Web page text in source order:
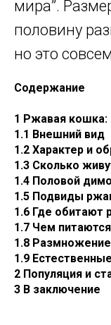
мира”.
половину
но это
Содержание
1 Ржавая кошка:
1.1 Внешний вид
1.2 Характер и
1.3 Сколько
1.4 Половой
1.5 Подвиды
1.6 Где
1.7 Чем питаются
1.8
1.9
2 Популяция и
3 В заключение